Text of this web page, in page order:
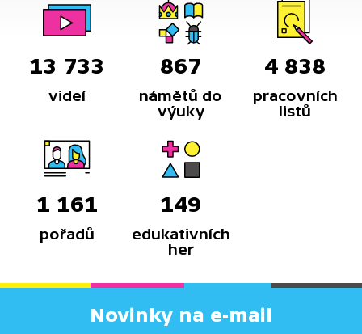
13 733
videí
867
námětů do
výuky
4 838
pracovních
listů
1 161
pořadů
149
edukativních
her
Novinky na e-mail